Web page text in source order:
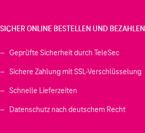
SICHER ONLINE BESTELLEN UND BEZAHLEN
Geprüfte Sicherheit durch TeleSec
Sichere Zahlung mit SSL-Verschlüsselung
Schnelle Lieferzeiten
Datenschutz nach deutschem Recht